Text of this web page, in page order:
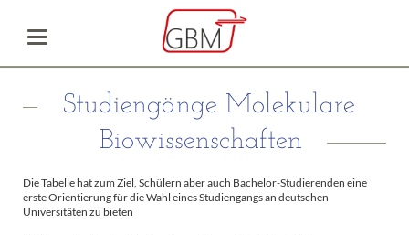
Studiengänge Molekulare
Biowissenschaften
Die Tabelle hat zum Ziel, Schülern aber auch Bachelor-Studierenden eine
erste Orientierung für die Wahl eines Studiengangs an deutschen
Universitäten zu bieten